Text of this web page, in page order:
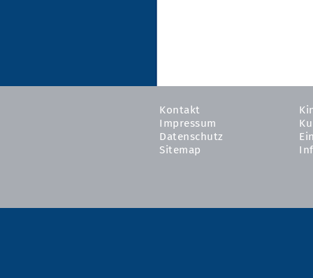
Kontakt
Impressum
Datenschutz
Sitemap